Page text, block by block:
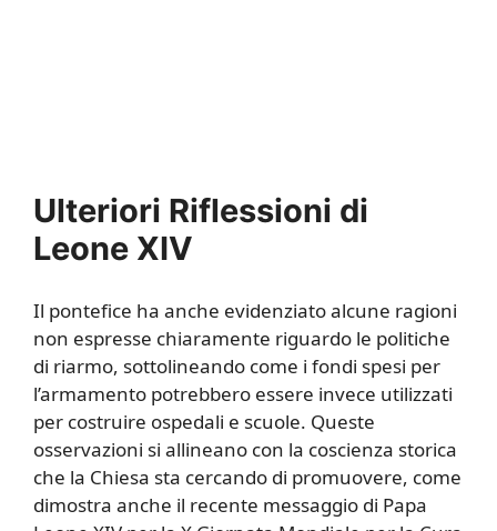
Ulteriori Riflessioni di
Leone XIV
Il pontefice ha anche evidenziato alcune ragioni
non espresse chiaramente riguardo le politiche
di riarmo, sottolineando come i fondi spesi per
l’armamento potrebbero essere invece utilizzati
per costruire ospedali e scuole. Queste
osservazioni si allineano con la coscienza storica
che la Chiesa sta cercando di promuovere, come
dimostra anche il recente messaggio di Papa